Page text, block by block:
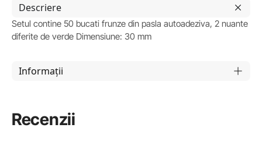
Descriere
Setul contine 50 bucati frunze din pasla autoadeziva, 2 nuante
diferite de verde Dimensiune: 30 mm
Informații
Recenzii